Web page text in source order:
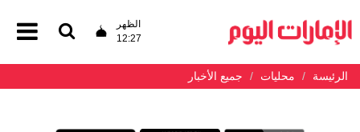
الظهر
12:27
الرئيسة محليات جميع الأخبار